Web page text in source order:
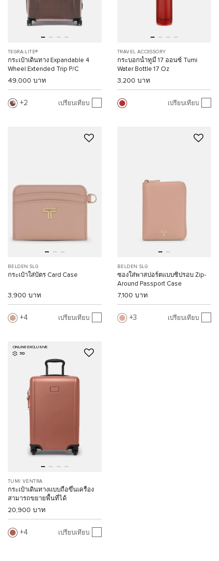
TEGRA-LITE®
กระเป๋าเดินทาง Expandable 4
Wheel Extended Trip P/C
49,000 บาท
2 เปรียบเทียบ
TRAVEL ACCESSORY
กระบอกน้ำทูมี่ 17 ออนซ์ Tumi
Water Bottle 17 Oz
3,200 บาท
เปรียบเทียบ
BELDEN SLG
กระเป๋าใส่บัตร Card Case
3,900 บาท
4 เปรียบเทียบ
BELDEN SLG
ซองใส่พาสปอร์ตแบบซิปรอบ Zip-
Around Passport Case
7,100 บาท
3 เปรียบเทียบ
ONLINE EXCLUSIVE
3D
TUMI VENTRA
กระเป๋าเดินทางแบบถือขึ้นเครื่อง
สามารถขยายพื้นที่ได้
20,900 บาท
4 เปรียบเทียบ